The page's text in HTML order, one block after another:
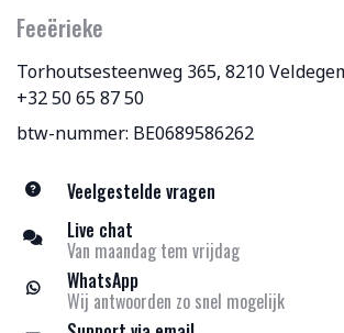
Feeërieke
Torhoutsesteenweg 365, 8210
+32 50 65 87 50
btw-nummer: BE0689586262
Veelgestelde vragen
Live chat
Van maandag tem vrijdag
WhatsApp
Wij antwoorden zo snel mogelijk